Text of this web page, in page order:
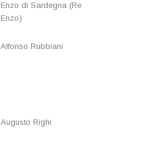
Enzo di Sardegna (Re
Enzo)
Alfonso Rubbiani
Augusto Righi